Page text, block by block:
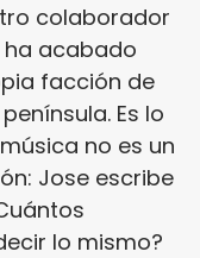
colaborador
ha acabado
facción de
Es lo
no es un
Jose escribe
lo mismo?